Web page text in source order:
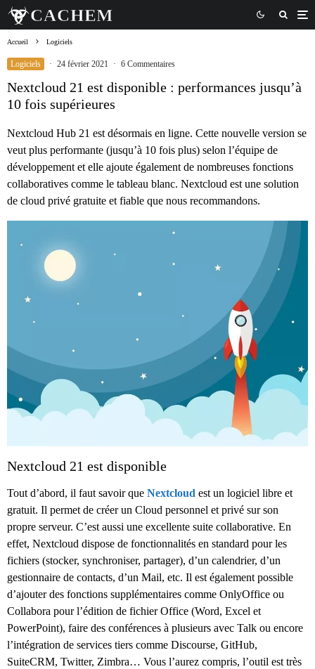
Accueil Logiciels
Logiciels · 24 février 2021 · 6 Commentaires
Nextcloud 21 est disponible : performances jusqu’à
10 fois supérieures
Nextcloud Hub 21 est désormais en ligne. Cette nouvelle version se
veut plus performante (jusqu’à 10 fois plus) selon l’équipe de
développement et elle ajoute également de nombreuses fonctions
collaboratives comme le tableau blanc. Nextcloud est une solution
de cloud privé gratuite et fiable que nous recommandons.
Nextcloud 21 est disponible
Tout d’abord, il faut savoir que Nextcloud est un logiciel libre et
gratuit. Il permet de créer un Cloud personnel et privé sur son
propre serveur. C’est aussi une excellente suite collaborative. En
effet, Nextcloud dispose de fonctionnalités en standard pour les
fichiers (stocker, synchroniser, partager), d’un calendrier, d’un
gestionnaire de contacts, d’un Mail, etc. Il est également possible
d’ajouter des fonctions supplémentaires comme OnlyOffice ou
Collabora pour l’édition de fichier Office (Word, Excel et
PowerPoint), faire des conférences à plusieurs avec Talk ou encore
l’intégration de services tiers comme Discourse, GitHub,
SuiteCRM, Twitter, Zimbra… Vous l’aurez compris, l’outil est très